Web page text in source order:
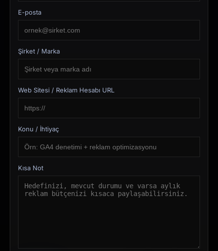
E-posta
Şirket / Marka
Web Sitesi / Reklam Hesabı URL
Konu / İhtiyaç
Kısa Not